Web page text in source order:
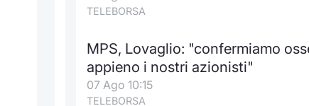
TELEBORSA
MPS, Lovaglio: "confermiamo
appieno i nostri azionisti"
07 Ago 10:15
TELEBORSA